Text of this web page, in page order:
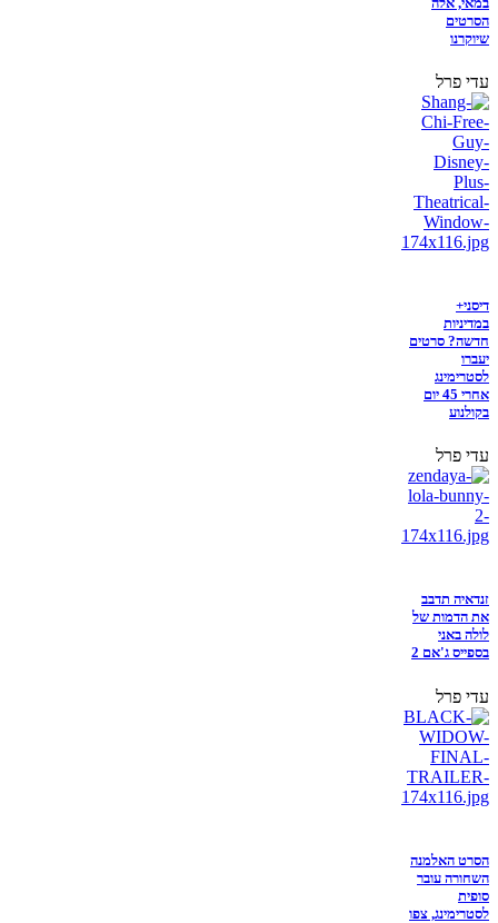
הסרטים
שיוקרנו
עדי פרל
דיסני+
במדיניות
חדשה? סרטים
יעברו
לסטרימינג
אחרי 45 יום
בקולנוע
עדי פרל
זנדאיה תדבב
את הדמות של
לולה באני
בספייס ג'אם 2
עדי פרל
הסרט האלמנה
השחורה עובר
סופית
לסטרימינג, צפו